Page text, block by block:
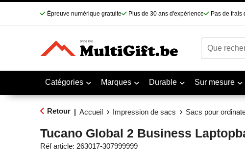
Épreuve numérique gratuite Plus de 30 ans d'expérience Pas de frais
Catégories Marques Durable Sur mesure
Retour | Accueil Impression de sacs Sacs pour
Tucano Global 2 Business
Réf article: 263017-307999999